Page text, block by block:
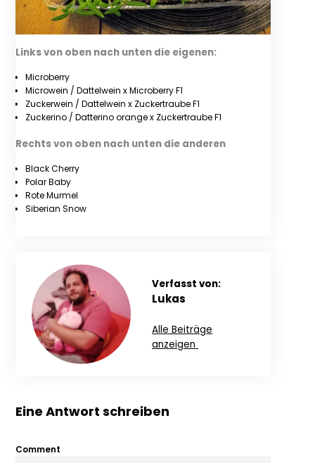
Links von oben nach unten die eigenen:
Microberry
Microwein / Dattelwein x Microberry F1
Zuckerwein / Dattelwein x Zuckertraube F1
Zuckerino / Datterino orange x Zuckertraube F1
Rechts von oben nach unten die anderen
Black Cherry
Polar Baby
Rote Murmel
Siberian Snow
Verfasst von:
Lukas
Alle Beiträge
anzeigen
Eine Antwort schreiben
Comment